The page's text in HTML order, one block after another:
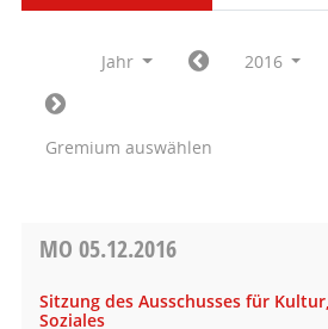
Jahr 2016
Gremium auswählen
MO 05.12.2016
Sitzung des Ausschusses für
Soziales